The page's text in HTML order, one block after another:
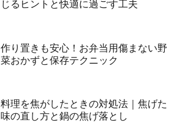
じるヒントと快適に過ごす工夫
作り置きも安心！お弁当用傷まない野
菜おかずと保存テクニック
料理を焦がしたときの対処法｜焦げた
味の直し方と鍋の焦げ落とし